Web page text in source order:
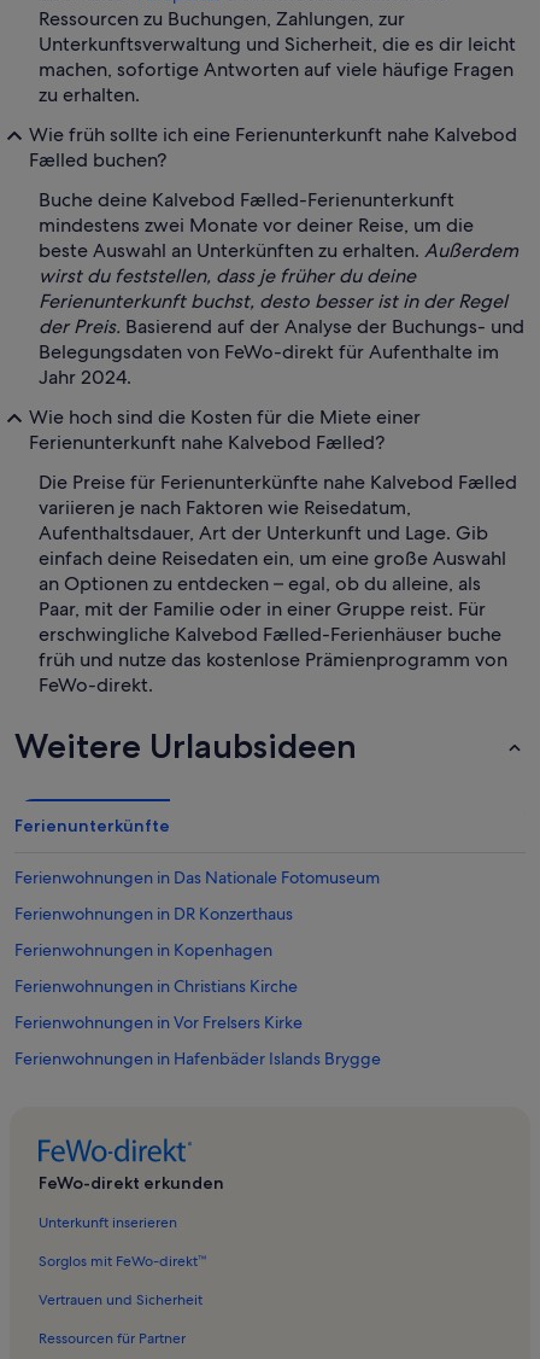
Ressourcen zu Buchungen, Zahlungen, zur
Unterkunftsverwaltung und Sicherheit, die es dir leicht
machen, sofortige Antworten auf viele häufige Fragen
zu erhalten.
Wie früh sollte ich eine Ferienunterkunft nahe Kalvebod
Fælled buchen?
Buche deine Kalvebod Fælled-Ferienunterkunft
mindestens zwei Monate vor deiner Reise, um die
beste Auswahl an Unterkünften zu erhalten. Außerdem
wirst du feststellen, dass je früher du deine
Ferienunterkunft buchst, desto besser ist in der Regel
der Preis. Basierend auf der Analyse der Buchungs- und
Belegungsdaten von FeWo-direkt für Aufenthalte im
Jahr 2024.
Wie hoch sind die Kosten für die Miete einer
Ferienunterkunft nahe Kalvebod Fælled?
Die Preise für Ferienunterkünfte nahe Kalvebod Fælled
variieren je nach Faktoren wie Reisedatum,
Aufenthaltsdauer, Art der Unterkunft und Lage. Gib
einfach deine Reisedaten ein, um eine große Auswahl
an Optionen zu entdecken – egal, ob du alleine, als
Paar, mit der Familie oder in einer Gruppe reist. Für
erschwingliche Kalvebod Fælled-Ferienhäuser buche
früh und nutze das kostenlose Prämienprogramm von
FeWo-direkt.
Weitere Urlaubsideen
Ferienunterkünfte
Ferienwohnungen in Das Nationale Fotomuseum
Ferienwohnungen in DR Konzerthaus
Ferienwohnungen in Kopenhagen
Ferienwohnungen in Christians Kirche
Ferienwohnungen in Vor Frelsers Kirke
Ferienwohnungen in Hafenbäder Islands Brygge
Ferienwohnungen in Sundbyerne
Ferienwohnungen in Mogens Dahl Koncertsal
Ferienwohnungen in Pfadfindermuseum
FeWo-direkt erkunden
Unterkunft inserieren
Sorglos mit FeWo-direkt™
Vertrauen und Sicherheit
Ressourcen für Partner